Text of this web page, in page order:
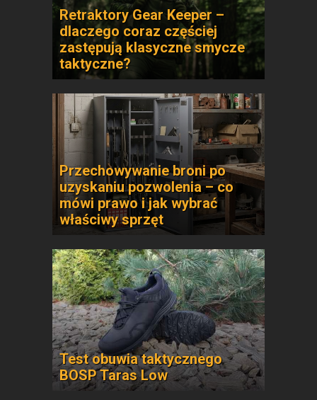
Retraktory Gear Keeper –
dlaczego coraz częściej
zastępują klasyczne smycze
taktyczne?
Przechowywanie broni po
uzyskaniu pozwolenia – co
mówi prawo i jak wybrać
właściwy sprzęt
Test obuwia taktycznego
BOSP Taras Low